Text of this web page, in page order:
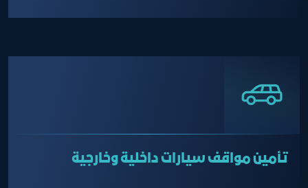
تأمين مواقف سيارات داخلية وخارجية